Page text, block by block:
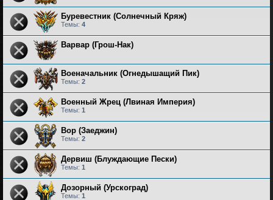
Буревестник (Солнечный Кряж)
Темы: 4
Варвар (Грош-Нак)
Военачальник (Огнедышащий Пик)
Темы: 2
Военный Жрец (Лвиная Империя)
Темы: 1
Вор (Заеджин)
Темы: 2
Дервиш (Блуждающие Пески)
Темы: 1
Дозорный (Урскоград)
Темы: 1